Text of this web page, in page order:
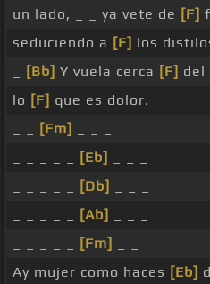
un lado, _ _ ya vete de [F]
seduciendo a [F] los
[Bb] Y vuela cerca [F] del
lo [F] que es dolor.
[Fm]
[Eb]
[Db]
[Ab]
[Fm]
Ay mujer como haces [Eb]